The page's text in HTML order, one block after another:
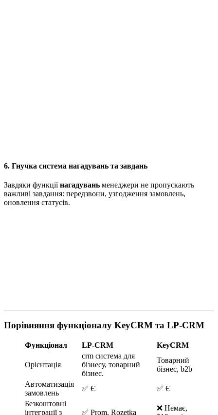
6. Гнучка система нагадувань та завдань
Завдяки функціїнагадувань менеджери не пропускають
важливі завдання: передзвони, узгодження замовлень,
оновлення статусів.
Порівняння функціоналу KeyCRM та LP-CRM
Функціонал LP-CRM KeyCRM
Орієнтація
crm система для
бізнесу, товарний
бізнес.
Товарний
бізнес, b2b
Автоматизація
замовлень
✅ Є
✅ Є
Безкоштовні
інтеграції з
✅ Prom, Rozetka
❌ Немає,